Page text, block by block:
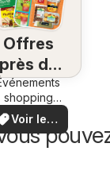
Offres
près de
chez
vous
shopping
locaux et
offres
spéciales
Voir les
offres